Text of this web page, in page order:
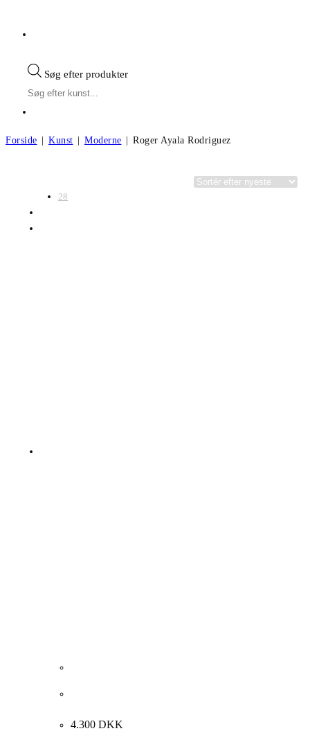
Søg efter produkter
Forside | Kunst | Moderne | Roger Ayala Rodriguez
28
4.300 DKK